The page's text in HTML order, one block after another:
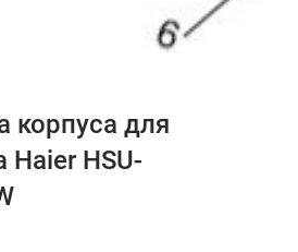
корпуса для
Haier HSU-